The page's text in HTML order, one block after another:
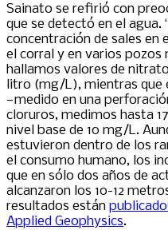
Sainato se refirió con
que se detectó en el agua.
concentración de sales en
el corral y en varios pozos
hallamos valores de
litro (mg/L), mientras que
—medido en una
cloruros, medimos hasta
nivel base de 10 mg/L.
estuvieron dentro de los
el consumo humano, los
que en sólo dos años de
alcanzaron los 10-12
resultados están
Applied Geophysics.